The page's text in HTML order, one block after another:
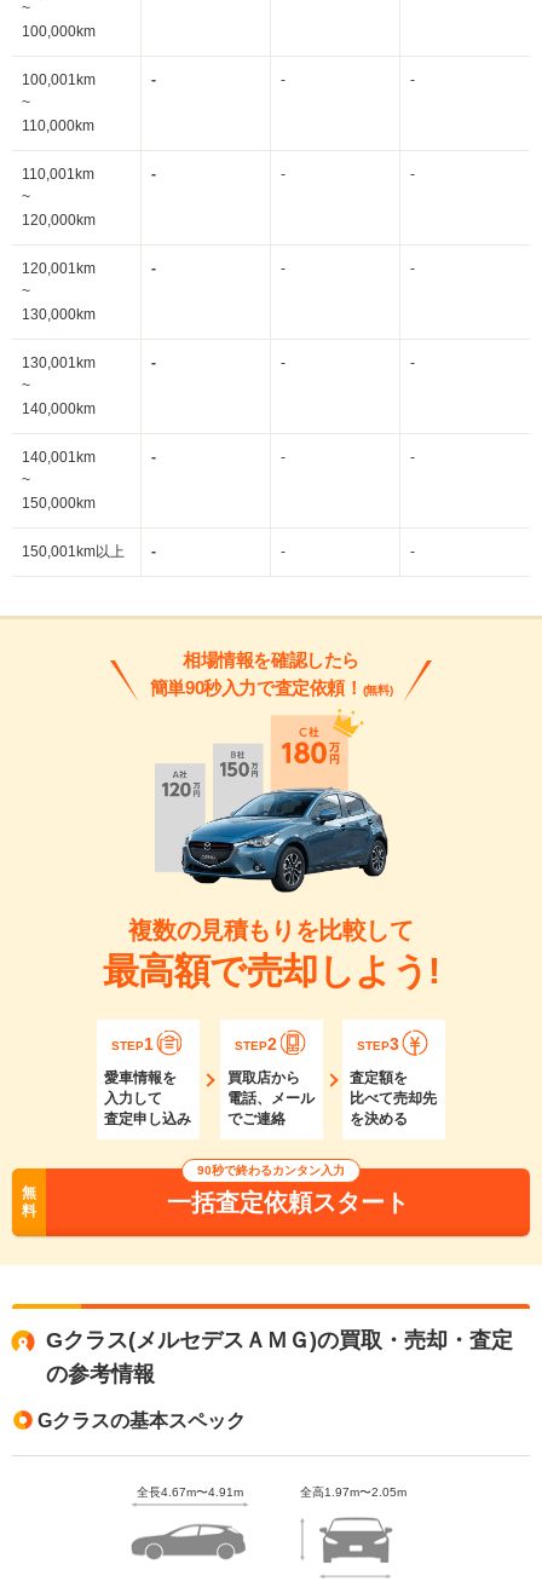
~
100,000km
100,001km
~
110,000km
- - -
110,001km
~
120,000km
- - -
120,001km
~
130,000km
- - -
130,001km
~
140,000km
- - -
140,001km
~
150,000km
- - -
150,001km以上 - - -
相場情報を確認したら
簡単90秒入力で査定依頼！ (無料)
複数の見積もりを比較して
最高額で売却しよう!
STEP1
愛車情報を
入力して
査定申し込み
STEP2
買取店から
電話、メール
でご連絡
STEP3
査定額を
比べて売却先
を決める
無
料
90秒で終わるカンタン入力
一括査定依頼スタート
Gクラス(メルセデスＡＭＧ)の買取・売却・査定
の参考情報
Gクラスの基本スペック
全長4.67m〜4.91m 全高1.97m〜2.05m